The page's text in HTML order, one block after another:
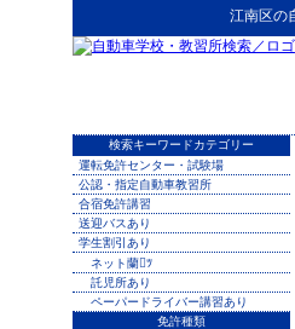
江南区の
検索キーワードカテゴリー
運転免許センター・試験場
公認・指定自動車教習所
合宿免許講習
送迎バスあり
学生割引あり
ネット蘭ﾂ
託児所あり
ペーパードライバー講習あり
免許種類